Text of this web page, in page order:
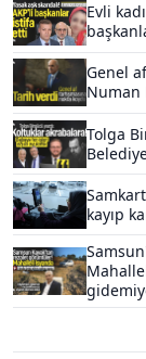
Evli
Genel
Tolga
kayıp